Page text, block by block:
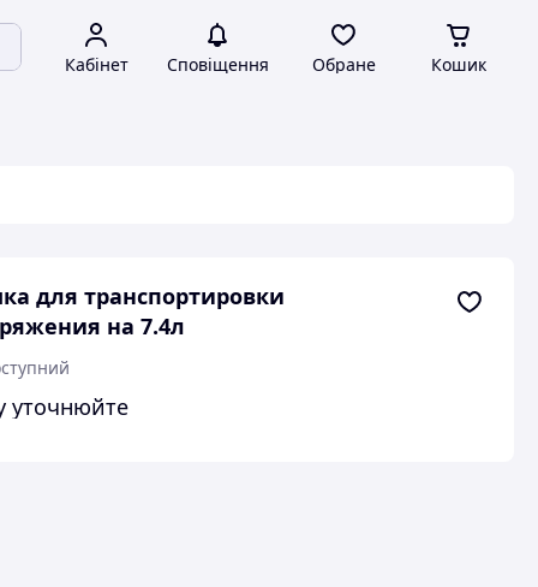
Кабінет Сповіщення Обране Кошик
для транспортировки
на 7.4л
уточнюйте